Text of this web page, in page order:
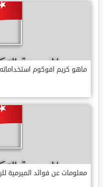
ماهو كريم افوكوم استخداماته
معلومات عن فوائد الميرمية